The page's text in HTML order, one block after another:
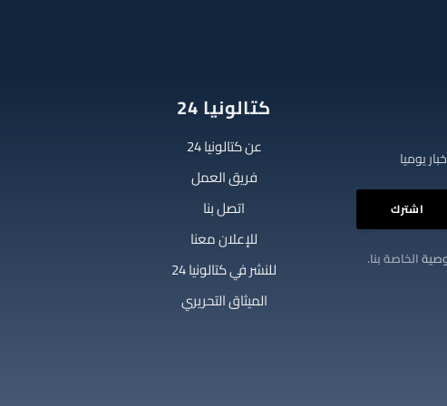
الخاصة بنا.
كتالونيا 24
عن كتالونيا 24
فريق العمل
اتصل بنا
للإعلان معنا
للنشر في كتالونيا 24
الميثاق التحريري